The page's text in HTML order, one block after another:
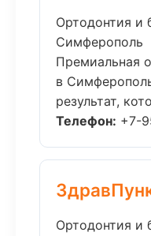
Ортодонтия и
Симферополь
Премиальная
в
результат,
Телефон: +7-
Ортодонтия и